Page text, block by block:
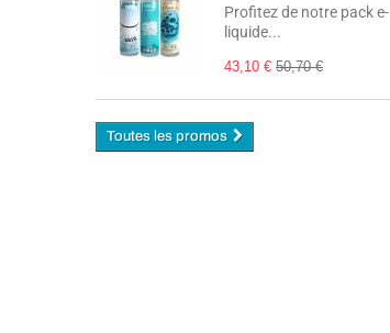
Profitez de notre pack e-
liquide...
43,10 € 50,70 €
Toutes les promos